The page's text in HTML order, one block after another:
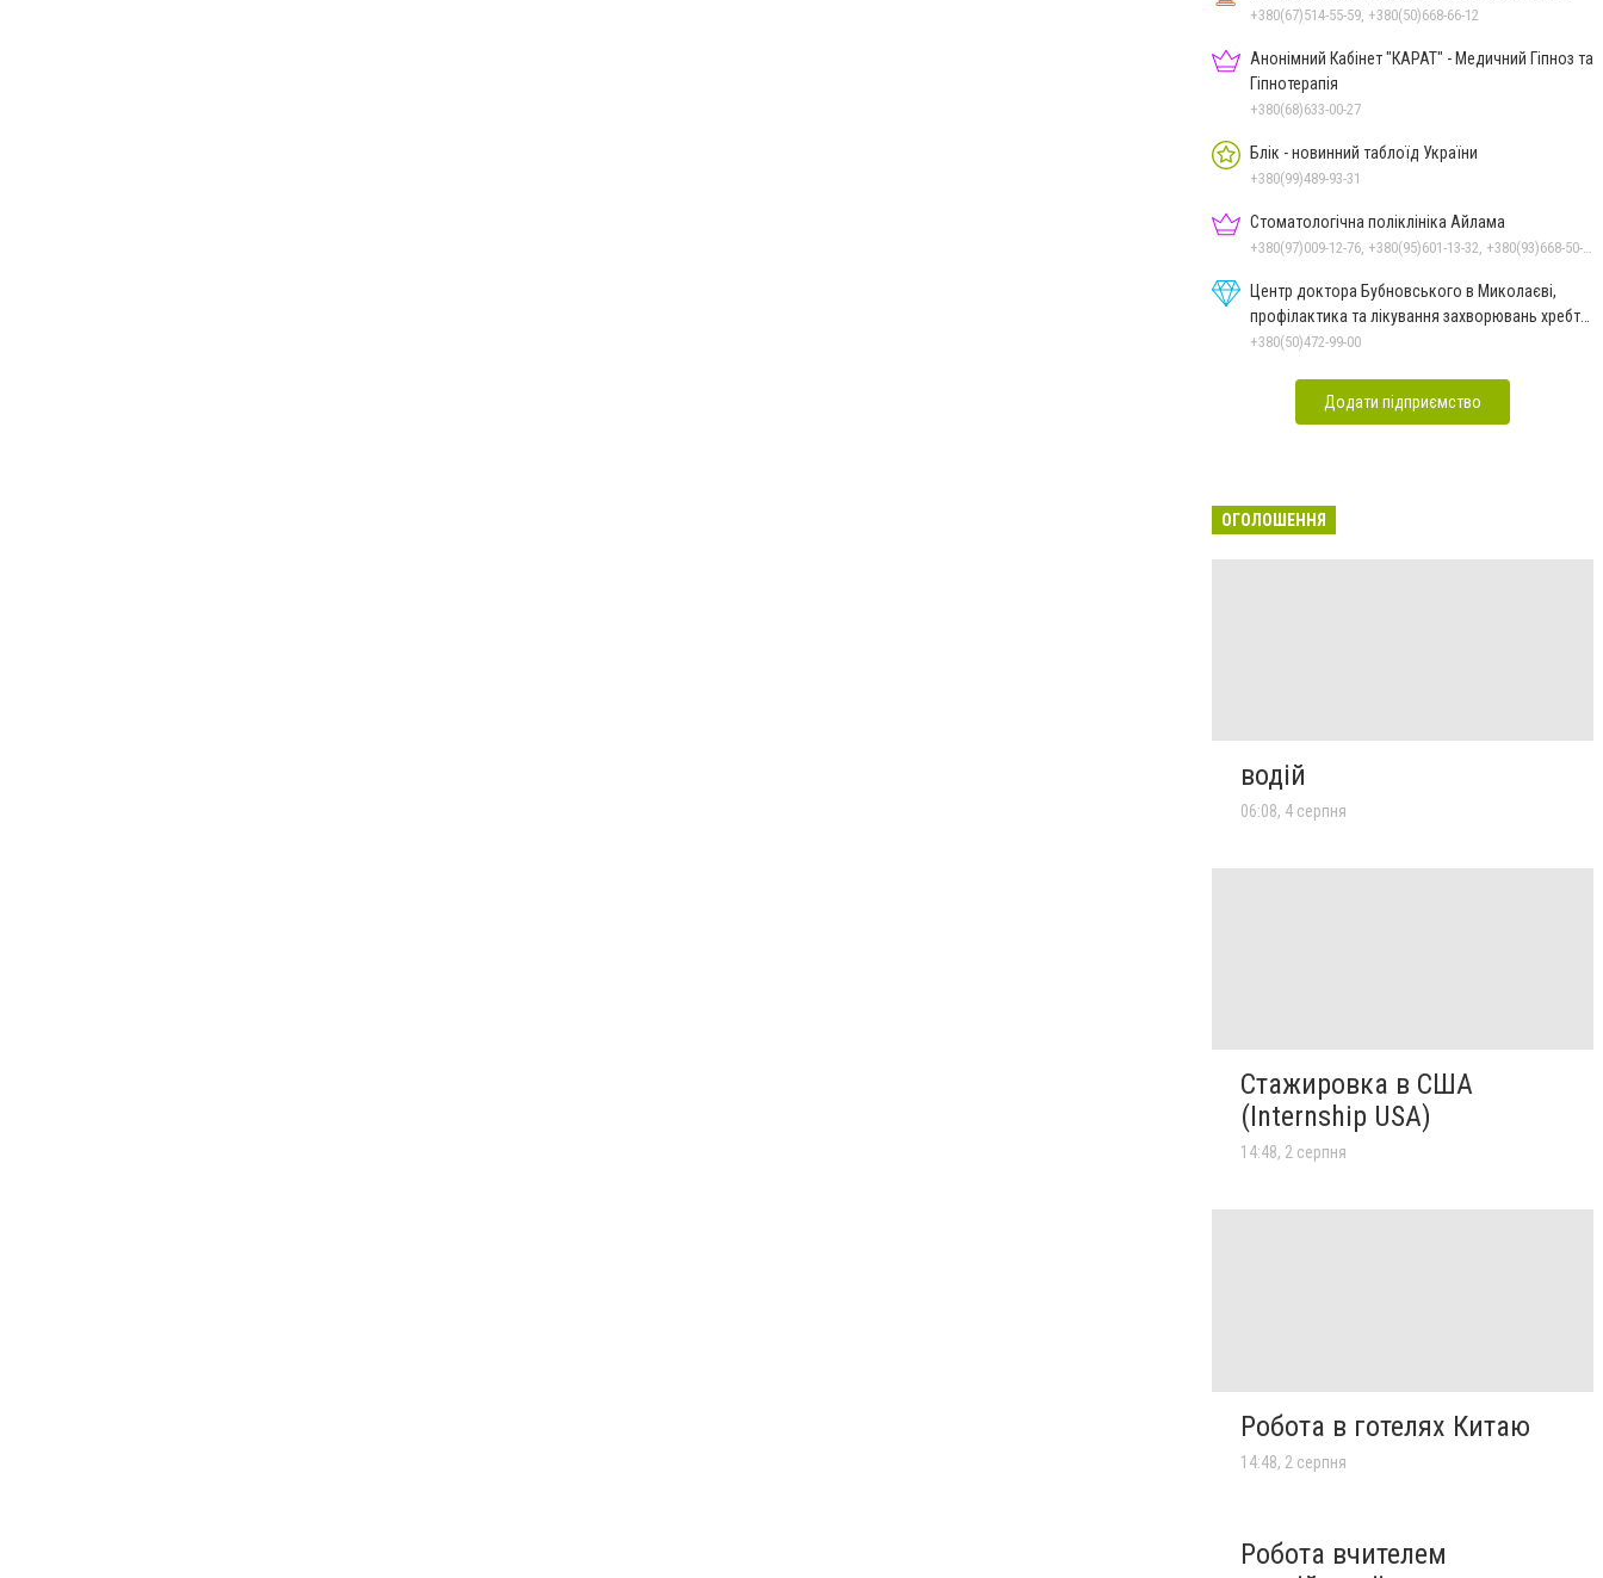
+380(67)514-55-59, +380(50)668-66-12
Анонімний Кабінет "КАРАТ" - Медичний Гіпноз та
Гіпнотерапія
+380(68)633-00-27
Блік - новинний таблоїд України
+380(99)489-93-31
Стоматологічна поліклініка Айлама
Центр доктора Бубновського в Миколаєві,
профілактика та лікування захворювань хребта
і суглобів
+380(50)472-99-00
Додати підприємство
ОГОЛОШЕННЯ
водій
06:08, 4 серпня
Стажировка в США
(Internship USA)
14:48, 2 серпня
Робота в готелях Китаю
14:48, 2 серпня
Робота вчителем